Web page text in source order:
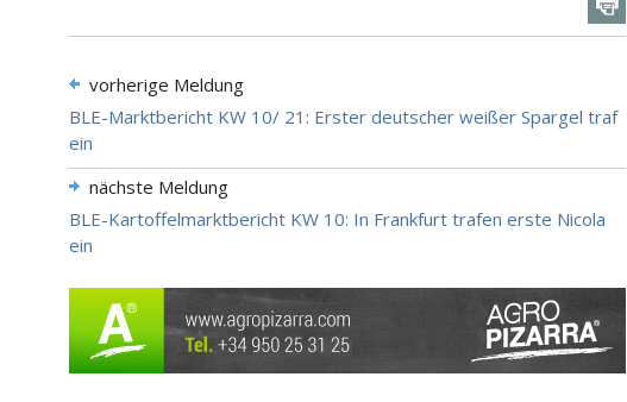
vorherige Meldung
BLE-Marktbericht KW 10/ 21: Erster deutscher weißer Spargel traf
ein
nächste Meldung
BLE-Kartoffelmarktbericht KW 10: In Frankfurt trafen erste Nicola
ein